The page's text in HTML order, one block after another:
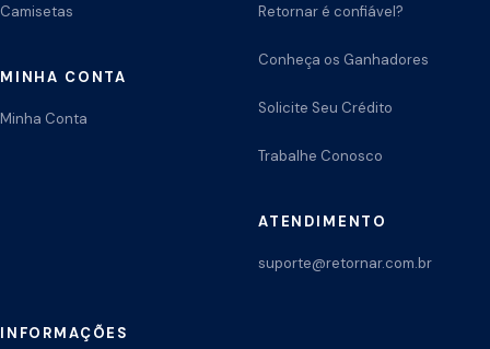
Camisetas
MINHA CONTA
Minha Conta
Retornar é confiável?
Conheça os Ganhadores
Solicite Seu Crédito
Trabalhe Conosco
ATENDIMENTO
suporte@retornar.com.br
INFORMAÇÕES